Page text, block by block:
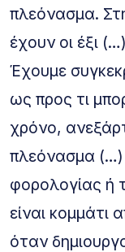
πλεόνασμα.
έχουν οι έξι
Έχουμε
ως προς τι
χρόνο,
πλεόνασμα (…)
φορολογίας ή
είναι κομμάτι
όταν